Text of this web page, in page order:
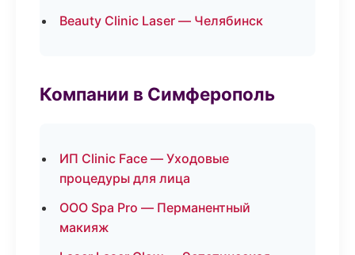
Beauty Clinic Laser — Челябинск
Компании в Симферополь
ИП Clinic Face — Уходовые
процедуры для лица
ООО Spa Pro — Перманентный
макияж